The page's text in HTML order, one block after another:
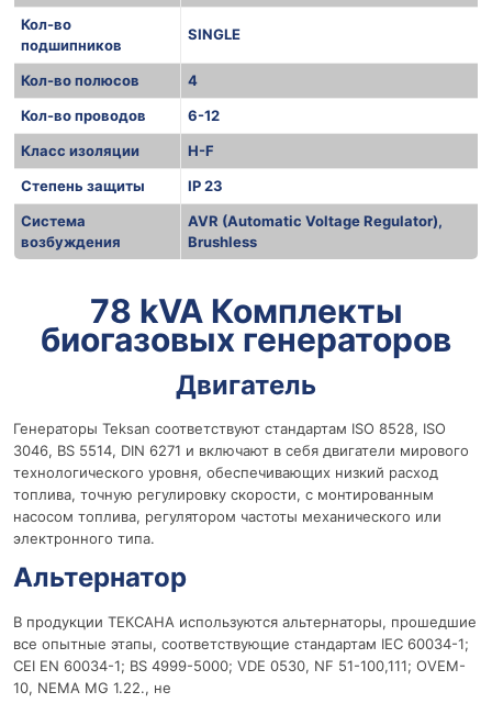
Кол-во
подшипников
SINGLE
Кол-во полюсов
4
Кол-во проводов
6-12
Класс изоляции
H-F
Степень защиты
IP 23
Система
возбуждения
AVR (Automatic Voltage Regulator),
Brushless
78 kVA Комплекты
биогазовых генераторов
Двигатель
Генераторы Teksan соответствуют стандартам ISO 8528, ISO
3046, BS 5514, DIN 6271 и включают в себя двигатели мирового
технологического уровня, обеспечивающих низкий расход
топлива, точную регулировку скорости, с монтированным
насосом топлива, регулятором частоты механического или
электронного типа.
Альтернатор
В продукции ТЕКСАНА используются альтернаторы, прошедшие
все опытные этапы, соответствующие стандартам IEC 60034-1;
CEI EN 60034-1; BS 4999-5000; VDE 0530, NF 51-100,111; OVEM-
10, NEMA MG 1.22., не